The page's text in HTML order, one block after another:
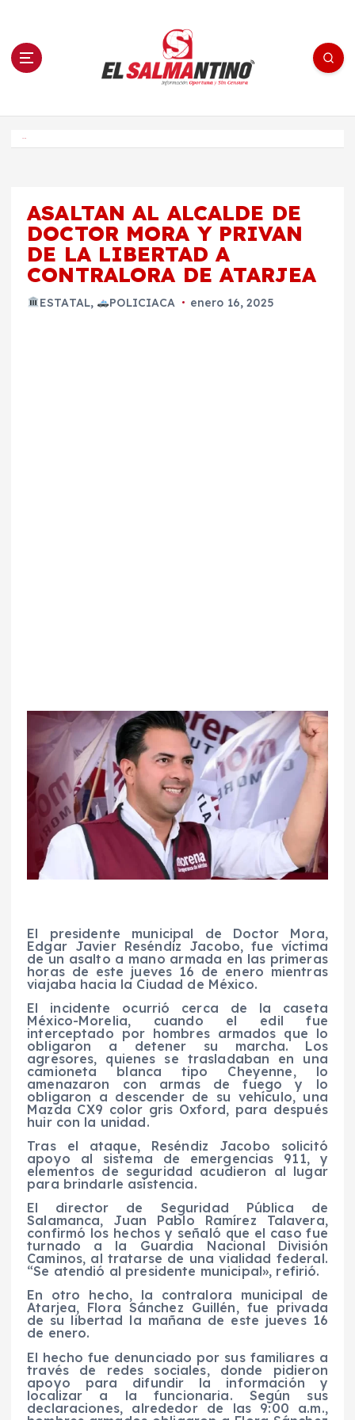
n El Salmantino - medios/noticias/editorial
ASALTAN AL ALCALDE DE
DOCTOR MORA Y PRIVAN
DE LA LIBERTAD A
CONTRALORA DE ATARJEA
ESTATAL, POLICIACA enero 16, 2025
El presidente municipal de Doctor Mora,
Edgar Javier Reséndiz Jacobo, fue víctima
de un asalto a mano armada en las primeras
horas de este jueves 16 de enero mientras
viajaba hacia la Ciudad de México.
El incidente ocurrió cerca de la caseta
México-Morelia, cuando el edil fue
interceptado por hombres armados que lo
obligaron a detener su marcha. Los
agresores, quienes se trasladaban en una
camioneta blanca tipo Cheyenne, lo
amenazaron con armas de fuego y lo
obligaron a descender de su vehículo, una
Mazda CX9 color gris Oxford, para después
huir con la unidad.
Tras el ataque, Reséndiz Jacobo solicitó
apoyo al sistema de emergencias 911, y
elementos de seguridad acudieron al lugar
para brindarle asistencia.
El director de Seguridad Pública de
Salamanca, Juan Pablo Ramírez Talavera,
confirmó los hechos y señaló que el caso fue
turnado a la Guardia Nacional División
Caminos, al tratarse de una vialidad federal.
“Se atendió al presidente municipal», refirió.
En otro hecho, la contralora municipal de
Atarjea, Flora Sánchez Guillén, fue privada
de su libertad la mañana de este jueves 16
de enero.
El hecho fue denunciado por sus familiares a
través de redes sociales, donde pidieron
apoyo para difundir la información y
localizar a la funcionaria. Según sus
declaraciones, alrededor de las 9:00 a.m.,